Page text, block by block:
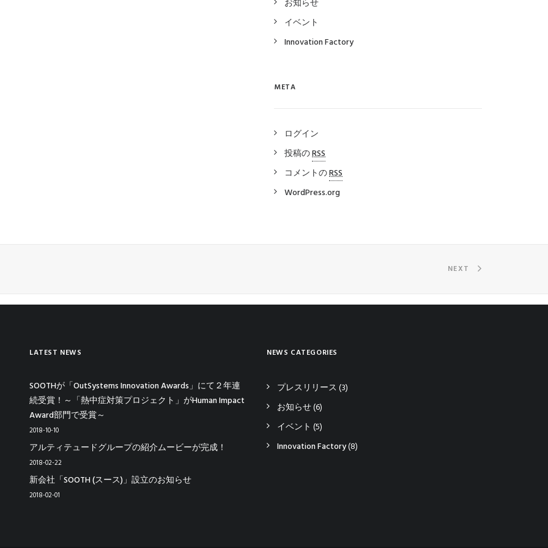
お知らせ
イベント
Innovation Factory
META
ログイン
投稿のRSS
コメントのRSS
WordPress.org
NEXT
LATEST NEWS
SOOTHが「OutSystems Innovation Awards」にて２年連
続受賞！～「熱中症対策プロジェクト」がHuman Impact
Award部門で受賞～
2018-10-10
アルティテュードグループの紹介ムービーが完成！
2018-02-22
新会社「SOOTH (スース)」設立のお知らせ
2018-02-01
NEWS CATEGORIES
プレスリリース (3)
お知らせ(6)
イベント (5)
Innovation Factory(8)